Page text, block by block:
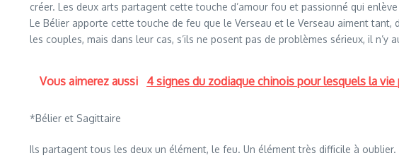
créer. Les deux arts partagent cette touche d’amour fou et passionné qui
Le Bélier apporte cette touche de feu que le Verseau et le Verseau aiment
les couples, mais dans leur cas, s’ils ne posent pas de problèmes sérieux, il
Vous aimerez aussi 4 signes du zodiaque chinois pour lesquels la
*Bélier et Sagittaire
Ils partagent tous les deux un élément, le feu. Un élément très difficile à